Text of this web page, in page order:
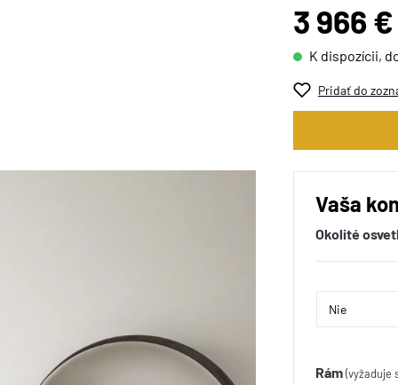
3 966 €
K dispozícii,
Pridať do
Vaša
Okolité
Rám(vyžaduje